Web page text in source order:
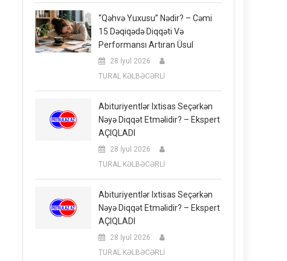
“Qəhvə Yuxusu” Nədir? – Cəmi
15 Dəqiqədə Diqqəti Və
Performansı Artıran Üsul
28 İyul 2026
TURAL KƏLBƏCƏRLİ
Abituriyentlər Ixtisas Seçərkən
Nəyə Diqqət Etməlidir? – Ekspert
AÇIQLADI
28 İyul 2026
TURAL KƏLBƏCƏRLİ
Abituriyentlər Ixtisas Seçərkən
Nəyə Diqqət Etməlidir? – Ekspert
AÇIQLADI
28 İyul 2026
TURAL KƏLBƏCƏRLİ